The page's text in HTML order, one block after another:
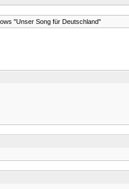
"Unser Song für Deutschland"